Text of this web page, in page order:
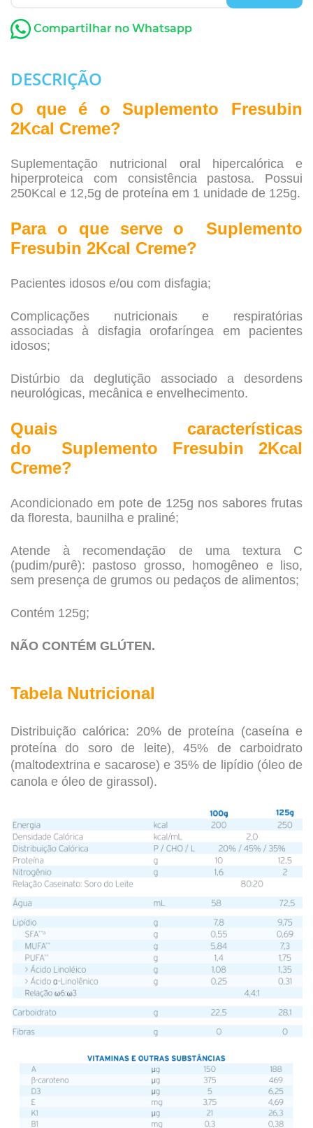
Compartilhar no Whatsapp
DESCRIÇÃO
O que é o Suplemento Fresubin
2Kcal Creme?
Suplementação nutricional oral hipercalórica e
hiperproteica com consistência pastosa. Possui
250Kcal e 12,5g de proteína em 1 unidade de 125g.
Para o que serve o Suplemento
Fresubin 2Kcal Creme?
Pacientes idosos e/ou com disfagia;
Complicações nutricionais e respiratórias
associadas à disfagia orofaríngea em pacientes
idosos;
Distúrbio da deglutição associado a desordens
neurológicas, mecânica e envelhecimento.
Quais características
do Suplemento Fresubin 2Kcal
Creme?
Acondicionado em pote de 125g nos sabores frutas
da floresta, baunilha e praliné;
Atende à recomendação de uma textura C
(pudim/purê): pastoso grosso, homogêneo e liso,
sem presença de grumos ou pedaços de alimentos;
Contém 125g;
NÃO CONTÉM GLÚTEN.
Tabela Nutricional
Distribuição calórica: 20% de proteína (caseína e
proteína do soro de leite), 45% de carboidrato
(maltodextrina e sacarose) e 35% de lipídio (óleo de
canola e óleo de girassol).